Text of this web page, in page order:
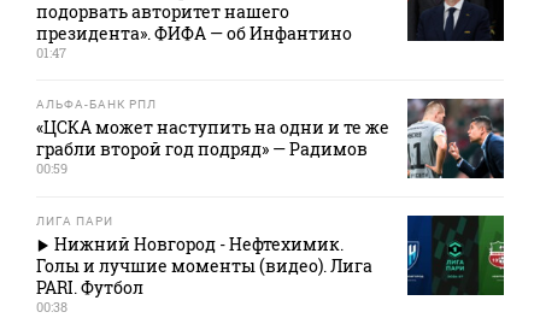
подорвать авторитет нашего
президента». ФИФА — об Инфантино
01:47
АЛЬФА-БАНК РПЛ
«ЦСКА может наступить на одни и те же
грабли второй год подряд» — Радимов
00:59
ЛИГА ПАРИ
Нижний Новгород - Нефтехимик.
Голы и лучшие моменты (видео). Лига
PARI. Футбол
00:38